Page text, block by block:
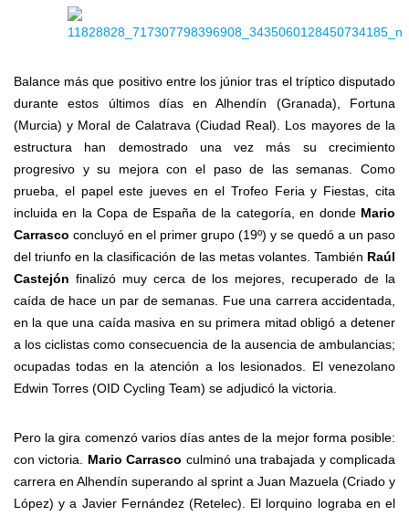
Balance más que positivo entre los júnior tras el tríptico disputado
durante estos últimos días en Alhendín (Granada), Fortuna
(Murcia) y Moral de Calatrava (Ciudad Real). Los mayores de la
estructura han demostrado una vez más su crecimiento
progresivo y su mejora con el paso de las semanas. Como
prueba, el papel este jueves en el Trofeo Feria y Fiestas, cita
incluida en la Copa de España de la categoría, en donde Mario
Carrasco concluyó en el primer grupo (19º) y se quedó a un paso
del triunfo en la clasificación de las metas volantes. También Raúl
Castejón finalizó muy cerca de los mejores, recuperado de la
caída de hace un par de semanas. Fue una carrera accidentada,
en la que una caída masiva en su primera mitad obligó a detener
a los ciclistas como consecuencia de la ausencia de ambulancias;
ocupadas todas en la atención a los lesionados. El venezolano
Edwin Torres (OID Cycling Team) se adjudicó la victoria.
Pero la gira comenzó varios días antes de la mejor forma posible:
con victoria. Mario Carrasco culminó una trabajada y complicada
carrera en Alhendín superando al sprint a Juan Mazuela (Criado y
López) y a Javier Fernández (Retelec). El lorquino lograba en el